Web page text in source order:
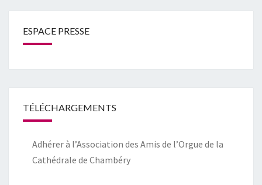
ESPACE PRESSE
TÉLÉCHARGEMENTS
Adhérer à l’Association des Amis de l’Orgue de la
Cathédrale de Chambéry